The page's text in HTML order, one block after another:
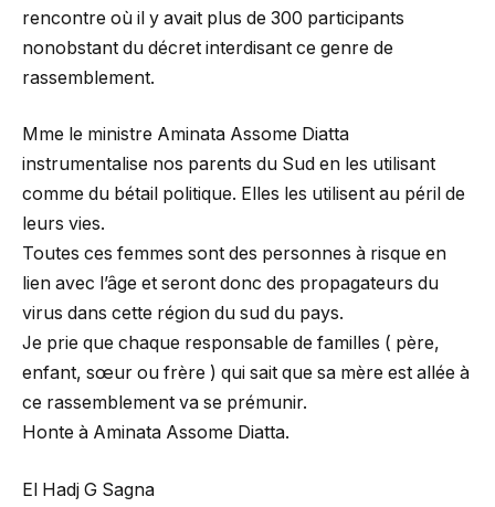
rencontre où il y avait plus de 300 participants
nonobstant du décret interdisant ce genre de
rassemblement.
Mme le ministre Aminata Assome Diatta
instrumentalise nos parents du Sud en les utilisant
comme du bétail politique. Elles les utilisent au péril de
leurs vies.
Toutes ces femmes sont des personnes à risque en
lien avec l’âge et seront donc des propagateurs du
virus dans cette région du sud du pays.
Je prie que chaque responsable de familles ( père,
enfant, sœur ou frère ) qui sait que sa mère est allée à
ce rassemblement va se prémunir.
Honte à Aminata Assome Diatta.
El Hadj G Sagna